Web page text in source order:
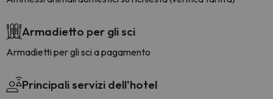
Armadietto per gli sci
Armadietti per gli sci a pagamento
Principali servizi dell'hotel